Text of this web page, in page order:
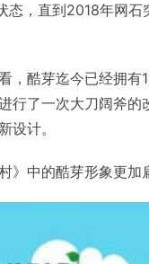
态，直到2018年网
，酷芽迄今已经拥有
行了一次大刀阔斧
设计。
》中的酷芽形象更加